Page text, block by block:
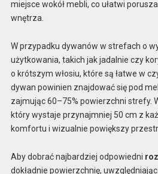
miejsce wokół mebli, co ułatwi
wnętrza.
W przypadku dywanów w strefach o
użytkowania, takich jak jadalnie czy
o krótszym włosiu, które są łatwe w
dywan powinien znajdować się pod
zajmując 60–75% powierzchni strefy.
który wystaje przynajmniej 50 cm z
komfortu i wizualnie powiększy
Aby dobrać najbardziej odpowiedni
dokładnie powierzchnię,